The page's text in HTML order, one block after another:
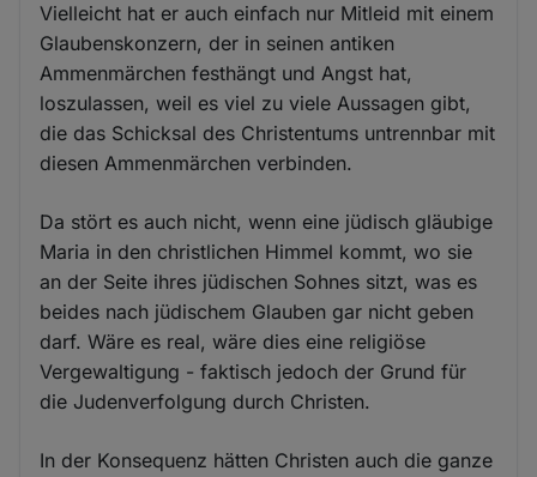
Vielleicht hat er auch einfach nur Mitleid mit einem
Glaubenskonzern, der in seinen antiken
Ammenmärchen festhängt und Angst hat,
loszulassen, weil es viel zu viele Aussagen gibt,
die das Schicksal des Christentums untrennbar mit
diesen Ammenmärchen verbinden.
Da stört es auch nicht, wenn eine jüdisch gläubige
Maria in den christlichen Himmel kommt, wo sie
an der Seite ihres jüdischen Sohnes sitzt, was es
beides nach jüdischem Glauben gar nicht geben
darf. Wäre es real, wäre dies eine religiöse
Vergewaltigung - faktisch jedoch der Grund für
die Judenverfolgung durch Christen.
In der Konsequenz hätten Christen auch die ganze